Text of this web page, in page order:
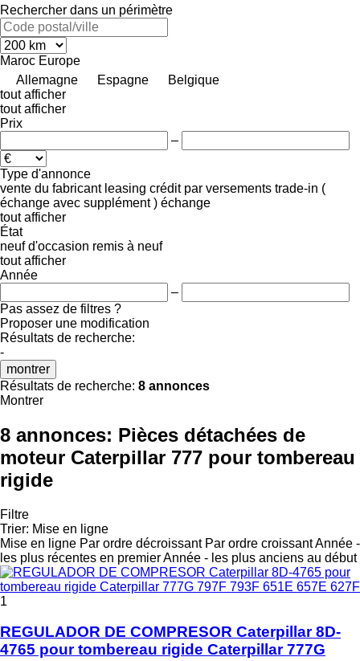
Rechercher dans un périmètre
Maroc Europe
Allemagne
Espagne
Belgique
tout afficher
tout afficher
Prix
–
Type d'annonce
vente du fabricant leasing crédit par versements trade-in (
échange avec supplément ) échange
tout afficher
État
neuf d'occasion remis à neuf
tout afficher
Année
–
Pas assez de filtres ?
Proposer une modification
Résultats de recherche:
-
montrer
Résultats de recherche: 8 annonces
Montrer
8 annonces: Pièces détachées de
moteur Caterpillar 777 pour tombereau
rigide
Filtre
Trier: Mise en ligne
Mise en ligne Par ordre décroissant Par ordre croissantAnnée -
les plus récentes en premierAnnée - les plus anciens au début
1
REGULADOR DE COMPRESOR Caterpillar 8D-
4765 pour tombereau rigide Caterpillar 777G